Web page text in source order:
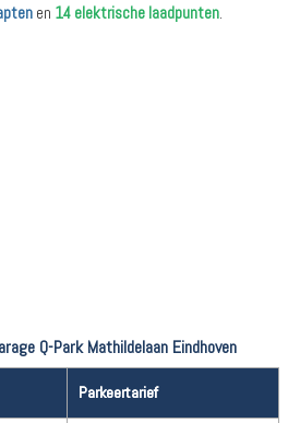
en 14 elektrische laadpunten
Q-Park Mathildelaan Eindhoven
Parkeertarief